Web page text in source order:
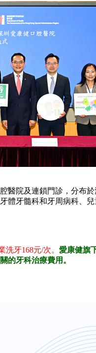
院及連鎖門診，分布
牙髓科和牙周病科、
牙168元/次。 愛康健旗
的牙科治療費用。